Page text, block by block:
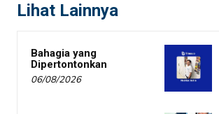
Lihat Lainnya
Bahagia yang
Dipertontonkan
06/08/2026